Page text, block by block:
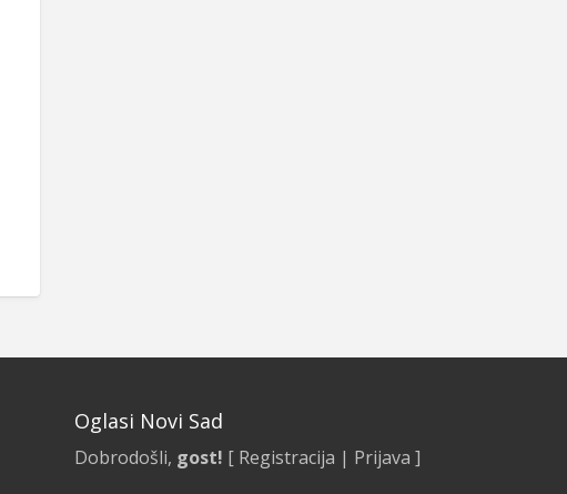
Oglasi Novi Sad
Dobrodošli, gost! [ Registracija | Prijava ]